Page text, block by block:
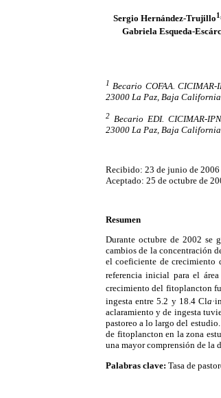
Sergio Hernández-Trujillo
Gabriela Esqueda-
1 Becario COFAA.
23000 La Paz, Baja California
2 Becario EDI. CICIMAR-
23000 La Paz, Baja
Recibido: 23 de junio de 2006
Aceptado: 25 de octubre de
Resumen
Durante octubre de 2002 se
cambios de la concentración
el coeficiente de crecimiento
referencia inicial para el
crecimiento del fitoplancton
ingesta entre 5.2 y 18.4 Cla
aclaramiento y de ingesta
pastoreo a lo largo del
de fitoplancton en la zona
una mayor comprensión de la
Palabras clave: Tasa de